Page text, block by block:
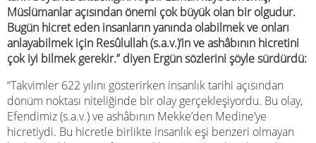
Müslümanlar açısından önemi çok büyük olan bir olgudur.
Bugün hicret eden insanların yanında olabilmek ve onları
anlayabilmek için Resûlullah (s.a.v.)’in ve ashâbının hicretini
çok iyi bilmek gerekir.” diyen Ergün sözlerini şöyle sürdürdü:
“Takvimler 622 yılını gösterirken insanlık tarihi açısından
dönüm noktası niteliğinde bir olay gerçekleşiyordu. Bu olay,
Efendimiz (s.a.v.) ve ashâbının Mekke’den Medine’ye
hicretiydi. Bu hicretle birlikte insanlık eşi benzeri olmayan